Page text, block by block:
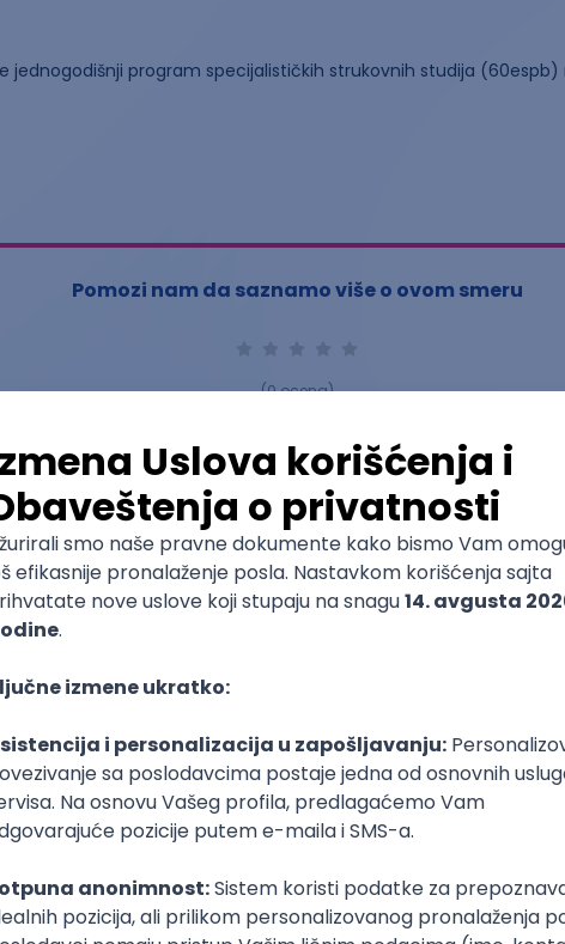
jednogodišnji program specijalističkih strukovnih studija
Pomozi nam da saznamo više o ovom smeru
(0ocena)
Ostavi ocenu
Bioinženjerstvo i medicinska
informatika
fakultet
Specijalističke